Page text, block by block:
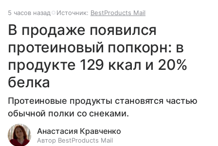
5 часов назад Источник: BestProducts Mail
В продаже появился
протеиновый попкорн: в
продукте 129 ккал и 20%
белка
Протеиновые продукты становятся частью
обычной полки со снеками.
Анастасия Кравченко
Автор BestProducts Mail